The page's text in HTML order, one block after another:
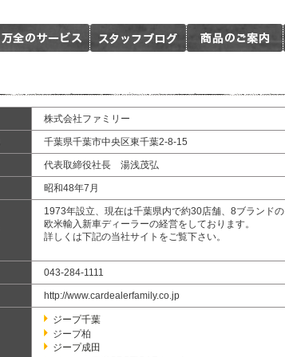
株式会社ファミリー
千葉県千葉市中央区東千葉2-8-15
代表取締役社長 湯浅茂弘
昭和48年7月
1973年設立、現在は千葉県内で約30店舗、8ブランドの
欧米輸入新車ディーラーの経営をしております。
詳しくは下記の当社サイトをご覧下さい。
043-284-1111
http://www.cardealerfamily.co.jp
ジープ千葉
ジープ柏
ジープ成田